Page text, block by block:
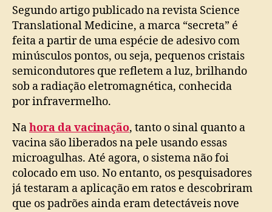
Segundo artigo publicado na revista Science
Translational Medicine, a marca “secreta” é
feita a partir de uma espécie de adesivo com
minúsculos pontos, ou seja, pequenos cristais
semicondutores que refletem a luz, brilhando
sob a radiação eletromagnética, conhecida
por infravermelho.
Nahora da vacinação, tanto o sinal quanto a
vacina são liberados na pele usando essas
microagulhas. Até agora, o sistema não foi
colocado em uso. No entanto, os pesquisadores
já testaram a aplicação em ratos e descobriram
que os padrões ainda eram detectáveis ​​nove